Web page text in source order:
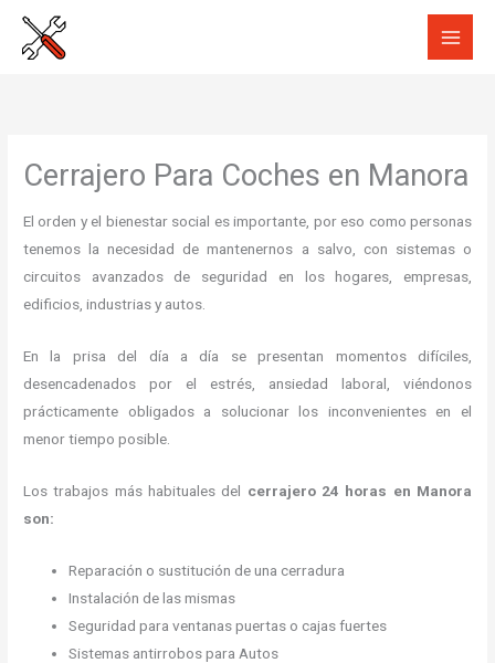
Cerrajero Para Coches en Manora
El orden y el bienestar social es importante, por eso como personas
tenemos la necesidad de mantenernos a salvo, con sistemas o
circuitos avanzados de seguridad en los hogares, empresas,
edificios, industrias y autos.
En la prisa del día a día se presentan momentos difíciles,
desencadenados por el estrés, ansiedad laboral, viéndonos
prácticamente obligados a solucionar los inconvenientes en el
menor tiempo posible.
Los trabajos más habituales del cerrajero 24 horas en Manora
son:
Reparación o sustitución de una cerradura
Instalación de las mismas
Seguridad para ventanas puertas o cajas fuertes
Sistemas antirrobos para Autos